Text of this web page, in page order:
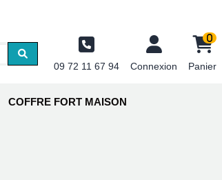
09 72 11 67 94 Connexion
0
Panier
COFFRE FORT MAISON